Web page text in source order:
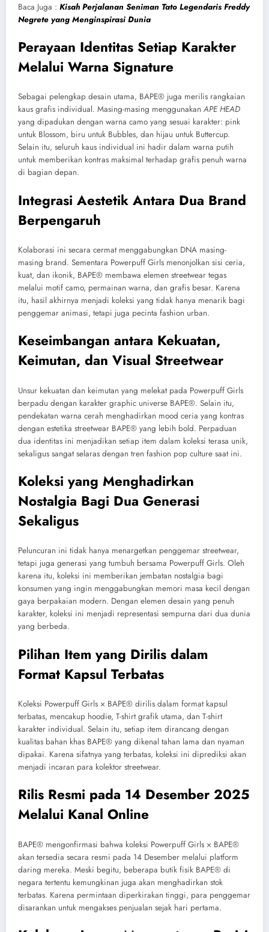
Baca Juga : Kisah Perjalanan Seniman Tato Legendaris Freddy
Negrete yang Menginspirasi Dunia
Perayaan Identitas Setiap Karakter
Melalui Warna Signature
Sebagai pelengkap desain utama, BAPE® juga merilis rangkaian
kaus grafis individual. Masing-masing menggunakan APE HEAD
yang dipadukan dengan warna camo yang sesuai karakter: pink
untuk Blossom, biru untuk Bubbles, dan hijau untuk Buttercup.
Selain itu, seluruh kaus individual ini hadir dalam warna putih
untuk memberikan kontras maksimal terhadap grafis penuh warna
di bagian depan.
Integrasi Aestetik Antara Dua Brand
Berpengaruh
Kolaborasi ini secara cermat menggabungkan DNA masing-
masing brand. Sementara Powerpuff Girls menonjolkan sisi ceria,
kuat, dan ikonik, BAPE® membawa elemen streetwear tegas
melalui motif camo, permainan warna, dan grafis besar. Karena
itu, hasil akhirnya menjadi koleksi yang tidak hanya menarik bagi
penggemar animasi, tetapi juga pecinta fashion urban.
Keseimbangan antara Kekuatan,
Keimutan, dan Visual Streetwear
Unsur kekuatan dan keimutan yang melekat pada Powerpuff Girls
berpadu dengan karakter graphic universe BAPE®. Selain itu,
pendekatan warna cerah menghadirkan mood ceria yang kontras
dengan estetika streetwear BAPE® yang lebih bold. Perpaduan
dua identitas ini menjadikan setiap item dalam koleksi terasa unik,
sekaligus sangat selaras dengan tren fashion pop culture saat ini.
Koleksi yang Menghadirkan
Nostalgia Bagi Dua Generasi
Sekaligus
Peluncuran ini tidak hanya menargetkan penggemar streetwear,
tetapi juga generasi yang tumbuh bersama Powerpuff Girls. Oleh
karena itu, koleksi ini memberikan jembatan nostalgia bagi
konsumen yang ingin menggabungkan memori masa kecil dengan
gaya berpakaian modern. Dengan elemen desain yang penuh
karakter, koleksi ini menjadi representasi sempurna dari dua dunia
yang berbeda.
Pilihan Item yang Dirilis dalam
Format Kapsul Terbatas
Koleksi Powerpuff Girls × BAPE® dirilis dalam format kapsul
terbatas, mencakup hoodie, T-shirt grafik utama, dan T-shirt
karakter individual. Selain itu, setiap item dirancang dengan
kualitas bahan khas BAPE® yang dikenal tahan lama dan nyaman
dipakai. Karena sifatnya yang terbatas, koleksi ini diprediksi akan
menjadi incaran para kolektor streetwear.
Rilis Resmi pada 14 Desember 2025
Melalui Kanal Online
BAPE® mengonfirmasi bahwa koleksi Powerpuff Girls × BAPE®
akan tersedia secara resmi pada 14 Desember melalui platform
daring mereka. Meski begitu, beberapa butik fisik BAPE® di
negara tertentu kemungkinan juga akan menghadirkan stok
terbatas. Karena permintaan diperkirakan tinggi, para penggemar
disarankan untuk mengakses penjualan sejak hari pertama.